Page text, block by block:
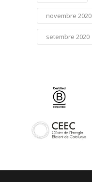
novembre 2020
setembre 2020